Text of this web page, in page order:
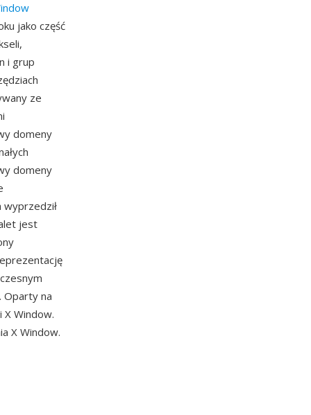
jako część
i grup
ze
domeny
domeny
wyprzedził
jest
Oparty na
Window.
X Window.